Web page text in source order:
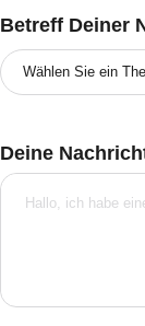
Betreff Deiner
Wählen Sie ein
Deine